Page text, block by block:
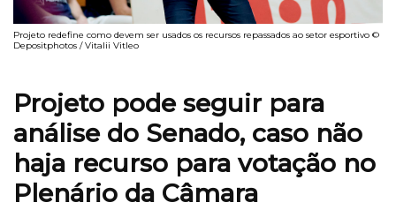
Projeto redefine como devem ser usados os recursos repassados ao setor esportivo ©
Depositphotos / Vitalii Vitleo
Projeto pode seguir para
análise do Senado, caso não
haja recurso para votação no
Plenário da Câmara